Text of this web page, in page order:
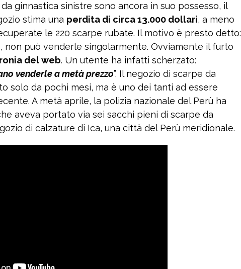
ginnastica sinistre sono ancora in suo possesso, il
stima una perdita di circa 13.000 dollari, a meno
le 220 scarpe rubate. Il motivo è presto detto:
non può venderle singolarmente. Ovviamente il furto
del web. Un utente ha infatti scherzato:
venderle a metà prezzo”. Il negozio di scarpe da
solo da pochi mesi, ma è uno dei tanti ad essere
A metà aprile, la polizia nazionale del Perù ha
aveva portato via sei sacchi pieni di scarpe da
di calzature di Ica, una città del Perù meridionale.